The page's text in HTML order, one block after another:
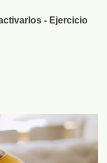
- Ejercicio